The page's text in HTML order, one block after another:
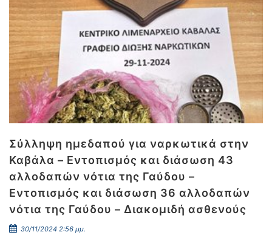
Σύλληψη ημεδαπού για ναρκωτικά στην
Καβάλα – Εντοπισμός και διάσωση 43
αλλοδαπών νότια της Γαύδου –
Εντοπισμός και διάσωση 36 αλλοδαπών
νότια της Γαύδου – Διακομιδή ασθενούς
30/11/2024 2:56 μμ.